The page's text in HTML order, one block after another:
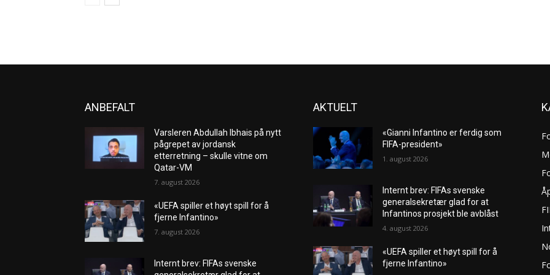
ANBEFALT
Varsleren Abdullah Ibhais på nytt
pågrepet av jordansk
etterretning – skulle vitne om
Qatar-VM
7. august 2026
«UEFA spiller et høyt spill for å
fjerne Infantino»
7. august 2026
Internt brev: FIFAs svenske
AKTUELT
«Gianni Infantino er ferdig som
FIFA-president»
1. august 2026
Internt brev: FIFAs svenske
generalsekretær glad for at
Infantinos prosjekt ble avblåst
4. august 2026
«UEFA spiller et høyt spill for å
fjerne Infantino»